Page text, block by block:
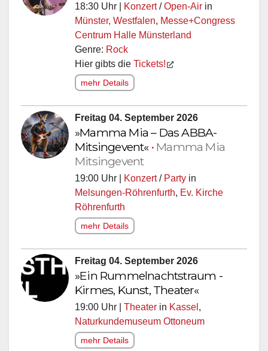
18:30 Uhr | Konzert/Open-Air in
Münster, Westfalen, Messe+Congress
Centrum Halle Münsterland
Genre: Rock
Hier gibts die Tickets!
mehr Details
Freitag 04. September 2026
»Mamma Mia – Das ABBA-
Mitsingevent« • Mamma Mia
Mitsingevent
19:00 Uhr | Konzert/ Party in
Melsungen-Röhrenfurth, Ev. Kirche
Röhrenfurth
mehr Details
Freitag 04. September 2026
»Ein Rummelnachtstraum -
Kirmes, Kunst, Theater«
19:00 Uhr | Theater in Kassel ,
Naturkundemuseum Ottoneum
mehr Details